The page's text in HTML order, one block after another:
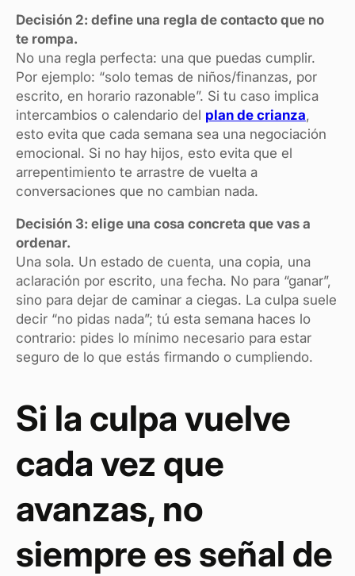
Decisión 2: define una regla de contacto que no
te rompa.
No una regla perfecta: una que puedas cumplir.
Por ejemplo: “solo temas de niños/finanzas, por
escrito, en horario razonable”. Si tu caso implica
intercambios o calendario del plan de crianza,
esto evita que cada semana sea una negociación
emocional. Si no hay hijos, esto evita que el
arrepentimiento te arrastre de vuelta a
conversaciones que no cambian nada.
Decisión 3: elige una cosa concreta que vas a
ordenar.
Una sola. Un estado de cuenta, una copia, una
aclaración por escrito, una fecha. No para “ganar”,
sino para dejar de caminar a ciegas. La culpa suele
decir “no pidas nada”; tú esta semana haces lo
contrario: pides lo mínimo necesario para estar
seguro de lo que estás firmando o cumpliendo.
Si la culpa vuelve
cada vez que
avanzas, no
siempre es señal de